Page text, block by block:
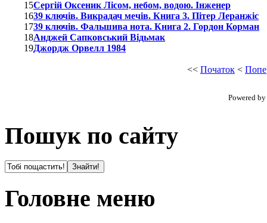
15Сергій Оксеник Лісом, небом, водою. Інженер
1639 ключів. Викрадач мечів. Книга 3. Пітер Леранжіс
1739 ключів. Фальшива нота. Книга 2. Гордон Корман
18Анджей Сапковський Відьмак
19Джордж Орвелл 1984
<< Початок <
Powered by
Пошук по сайту
Головне меню